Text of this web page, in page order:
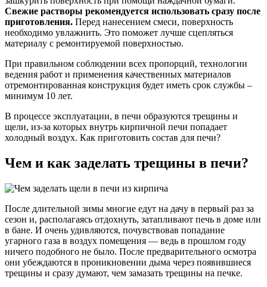
Свежие растворы рекомендуется использовать сразу после
приготовления. Перед нанесением смеси, поверхность
необходимо увлажнить. Это поможет лучше сцепляться
материалу с ремонтируемой поверхностью.
При правильном соблюдении всех пропорций, технологии
ведения работ и применения качественных материалов
отремонтированная конструкция будет иметь срок службы –
минимум 10 лет.
В процессе эксплуатации, в печи образуются трещины и
щели, из-за которых внутрь кирпичной печи попадает
холодный воздух. Как приготовить состав для печи?
Чем и как заделать трещины в печи?
После длительной зимы многие едут на дачу в первый раз за
сезон и, располагаясь отдохнуть, затапливают печь в доме или
в бане. И очень удивляются, почувствовав попадание
угарного газа в воздух помещения — ведь в прошлом году
ничего подобного не было. После предварительного осмотра
они убеждаются в проникновении дыма через появившиеся
трещины и сразу думают, чем замазать трещины на печке.